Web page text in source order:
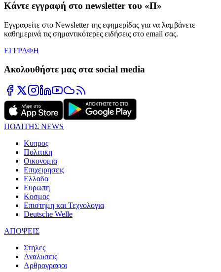
Κάντε εγγραφή στο newsletter του «Π»
Εγγραφείτε στο Newsletter της εφημερίδας για να λαμβάνετε
καθημερινά τις σημαντικότερες ειδήσεις στο email σας.
ΕΓΓΡΑΦΗ
Ακολουθήστε μας στα social media
ΠΟΛΙΤΗΣ NEWS
Κυπρος
Πολιτικη
Οικονομια
Επιχειρησεις
Ελλαδα
Ευρωπη
Κοσμος
Επιστημη και Τεχνολογια
Deutsche Welle
ΑΠΟΨΕΙΣ
Στηλες
Αναλυσεις
Αρθρογραφοι